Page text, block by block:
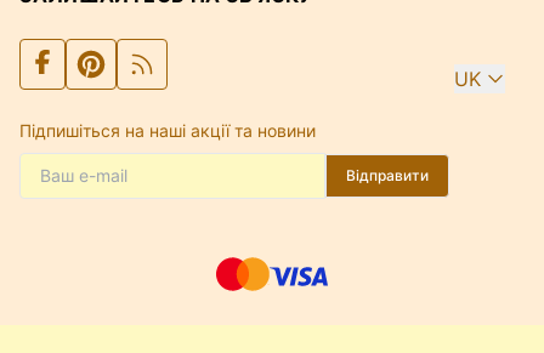
UK
Підпишіться на наші акції та новини
Відправити